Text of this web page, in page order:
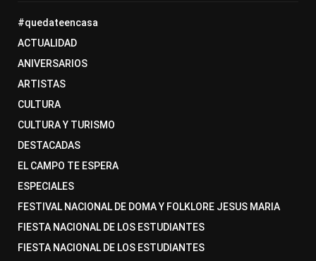
#quedateencasa
ACTUALIDAD
ANIVERSARIOS
ARTISTAS
CULTURA
CULTURA Y TURISMO
DESTACADAS
EL CAMPO TE ESPERA
ESPECIALES
FESTIVAL NACIONAL DE DOMA Y FOLKLORE JESUS MARIA
FIESTA NACIONAL DE LOS ESTUDIANTES
FIESTA NACIONAL DE LOS ESTUDIANTES